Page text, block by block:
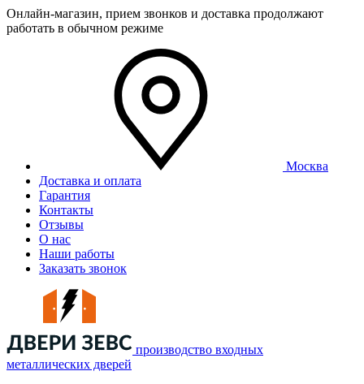
Онлайн-магазин, прием звонков и доставка продолжают
работать в обычном режиме
Москва
Доставка и оплата
Гарантия
Контакты
Отзывы
О нас
Наши работы
Заказать звонок
производство входных
металлических дверей